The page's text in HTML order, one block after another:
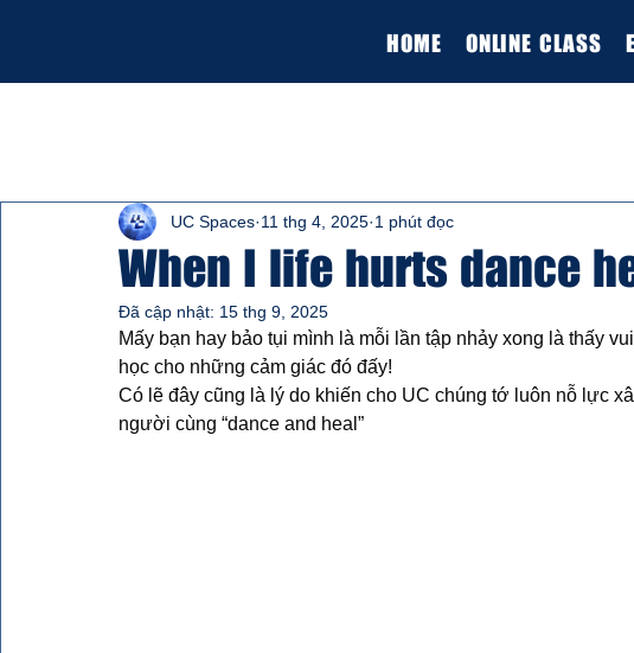
HOME ONLINE CLASS
When I life hurts dance
UC Spaces 11 thg 4, 2025 1 phút đọc
Đã cập nhật: 15 thg 9, 2025
Mấy bạn hay bảo tụi mình là mỗi lần tập nhảy xong là thấy
học cho những cảm giác đó đấy!
Có lẽ đây cũng là lý do khiến cho UC chúng tớ luôn nỗ lực
người cùng “dance and heal”